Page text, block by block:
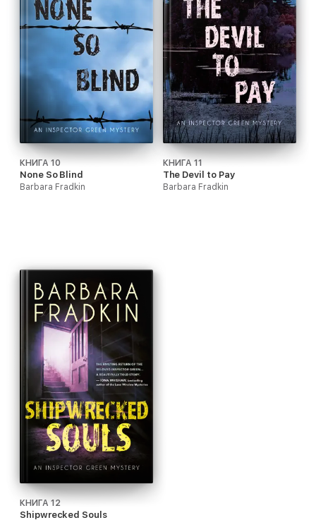
КНИГА 10
None So Blind
Barbara Fradkin
КНИГА 11
The Devil to Pay
Barbara Fradkin
КНИГА 12
Shipwrecked Souls